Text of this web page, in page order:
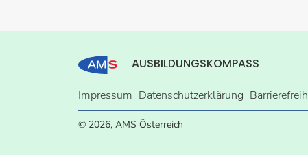
AUSBILDUNGSKOMPASS
Impressum Datenschutzerklärung
© 2026, AMS Österreich